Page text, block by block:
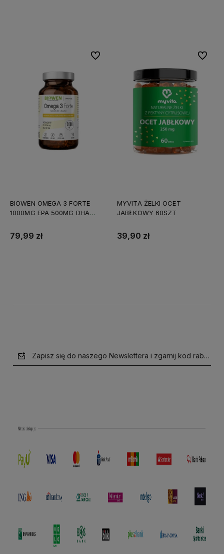
BIOWEN OMEGA 3 FORTE
1000MG EPA 500MG DHA
79,99 zł
Do ulubionych
MYVITA ŻELKI OCET
JABŁKOWY 60SZT
39,90 zł
Do
Zapisz się do naszego Newslettera i zgarnij kod